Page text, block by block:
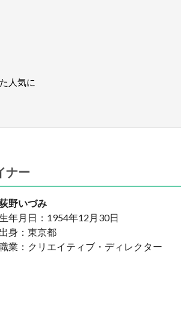
人気に
ナー
野いづみ
年月日：1954年12月30日
出身：東京都
業：クリエイティブ・ディレクター